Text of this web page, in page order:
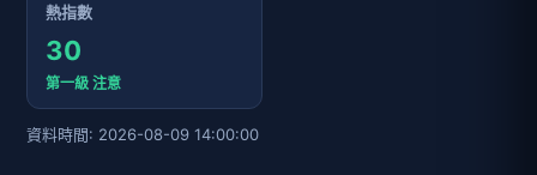
熱指數
30
第一級 注意
資料時間: 2026-08-09 14:00:00